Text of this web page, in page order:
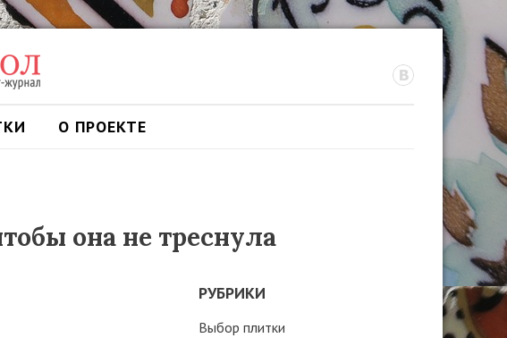
О ПРОЕКТЕ
она не треснула
РУБРИКИ
Выбор плитки